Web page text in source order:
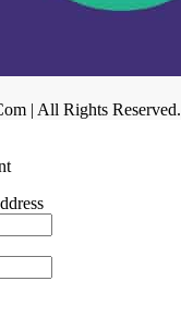
| All Rights Reserved.